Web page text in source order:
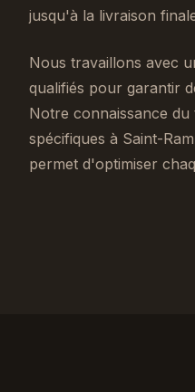
jusqu'à la livraison
Nous travaillons avec
qualifiés pour garantir
Notre connaissance
spécifiques à Saint-
permet d'optimiser